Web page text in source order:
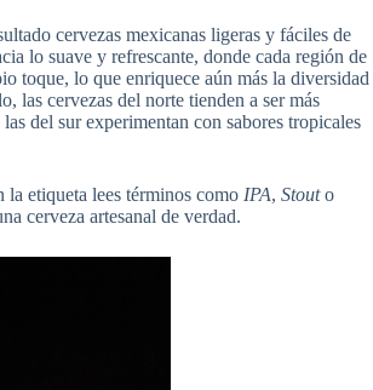
cervezas mexicanas ligeras y fáciles de
lo suave y refrescante, donde cada región de
toque, lo que enriquece aún más la diversidad
las cervezas del norte tienden a ser más
del sur experimentan con sabores tropicales
la etiqueta lees términos como IPA, Stouto
cerveza artesanal de verdad.